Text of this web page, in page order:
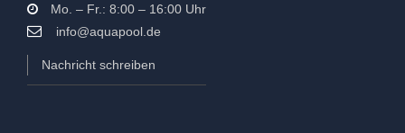
Mo. – Fr.: 8:00 – 16:00 Uhr
info@aquapool.de
Nachricht schreiben